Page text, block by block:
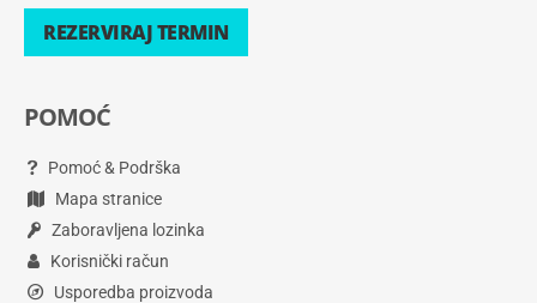
REZERVIRAJ TERMIN
POMOĆ
Pomoć & Podrška
Mapa stranice
Zaboravljena lozinka
Korisnički račun
Usporedba proizvoda